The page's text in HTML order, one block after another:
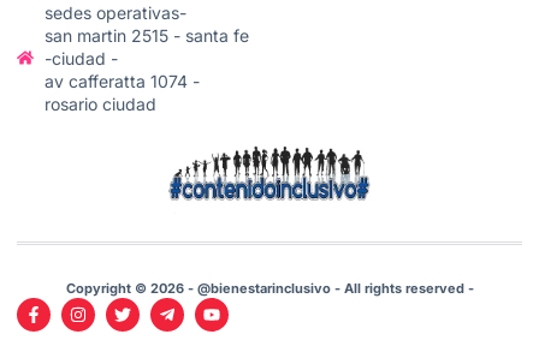
sedes operativas-
san martin 2515 - santa fe
-ciudad -
av cafferatta 1074 -
rosario ciudad
Copyright © 2026 - @bienestarinclusivo - All rights reserved -